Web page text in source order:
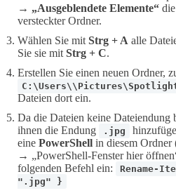
→ „Ausgeblendete Elemente“
versteckter Ordner.
Wählen Sie mit Strg + A alle
Sie sie mit Strg + C.
Erstellen Sie einen neuen Ordner,
Dateien dort ein.
Da die Dateien keine Dateiendung
ihnen die Endung
.jpg
eine PowerShell in diesem
→ „PowerShell-Fenster hier
folgenden Befehl ein:
Rename-
".jpg" }